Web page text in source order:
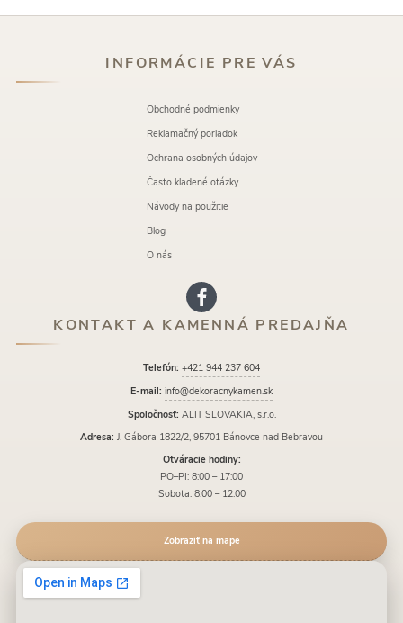
INFORMÁCIE PRE VÁS
Obchodné podmienky
Reklamačný poriadok
Ochrana osobných údajov
Často kladené otázky
Návody na použitie
Blog
O nás
KONTAKT A KAMENNÁ PREDAJŇA
Telefón: +421 944 237 604
E-mail: info@dekoracnykamen.sk
Spoločnosť: ALIT SLOVAKIA, s.r.o.
Adresa: J. Gábora 1822/2, 95701 Bánovce nad Bebravou
Otváracie hodiny:
PO–PI: 8:00 – 17:00
Sobota: 8:00 – 12:00
Zobraziť na mape